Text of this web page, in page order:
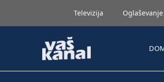
Televizija Oglaševanje